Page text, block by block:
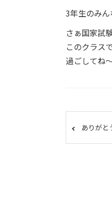
3年生のみ
さぁ国家試
このクラス
過ごしてね
ありが